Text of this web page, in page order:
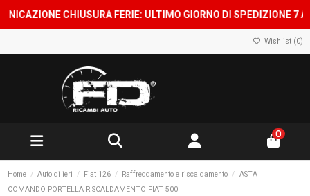
CHIUSURA FERIE: ULTIMO GIORNO DI SPEDIZIONE 7
Wishlist (0)
0
Home Auto di ieri Fiat 126 Raffreddamento e riscaldamento
ASTA
COMANDO PORTELLA RISCALDAMENTO FIAT 500